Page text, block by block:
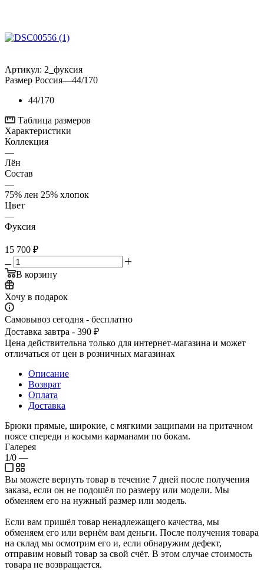
Артикул: 2_фуксия
Размер Россия—44/170
44/170
Таблица размеров
Характеристики
Коллекция
—
Лён
Состав
—
75% лен 25% хлопок
Цвет
—
Фуксия
15 700 ₽
В корзину
Хочу в подарок
Самовывоз сегодня - бесплатно
Доставка завтра - 390 ₽
Цена действительна только для интернет-магазина и может
отличаться от цен в розничных магазинах
Описание
Возврат
Оплата
Доставка
Брюки прямые, широкие, с мягкими защипами на притачном
поясе спереди и косыми карманами по бокам.
Галерея
1/0 —
Вы можете вернуть товар в течение 7 дней после получения
заказа, если он не подошёл по размеру или модели. Мы
обменяем его на нужный размер или модель.
Если вам пришёл товар ненадлежащего качества, мы
обменяем его или вернём вам деньги. После получения товара
на склад мы осмотрим его и, если обнаружим дефект,
отправим новый товар за свой счёт. В этом случае стоимость
товара не возвращается.